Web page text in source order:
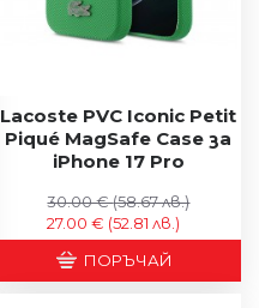
Lacoste PVC Iconic Petit
Piqué MagSafe Case за
iPhone 17 Pro
27.00 € (52.81 лв.)
30.00 €(58.67 лв.)
ПОРЪЧАЙ